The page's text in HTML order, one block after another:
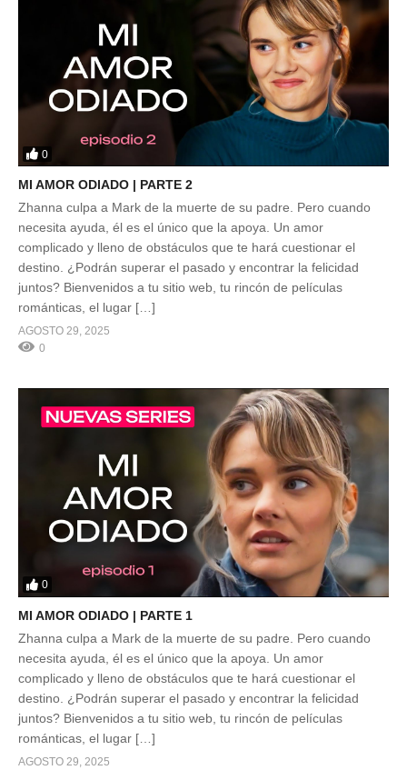
0
MI AMOR ODIADO | PARTE 2
Zhanna culpa a Mark de la muerte de su padre. Pero cuando
necesita ayuda, él es el único que la apoya. Un amor
complicado y lleno de obstáculos que te hará cuestionar el
destino. ¿Podrán superar el pasado y encontrar la felicidad
juntos? Bienvenidos a tu sitio web, tu rincón de películas
románticas, el lugar […]
AGOSTO 29, 2025
0
0
MI AMOR ODIADO | PARTE 1
Zhanna culpa a Mark de la muerte de su padre. Pero cuando
necesita ayuda, él es el único que la apoya. Un amor
complicado y lleno de obstáculos que te hará cuestionar el
destino. ¿Podrán superar el pasado y encontrar la felicidad
juntos? Bienvenidos a tu sitio web, tu rincón de películas
románticas, el lugar […]
AGOSTO 29, 2025